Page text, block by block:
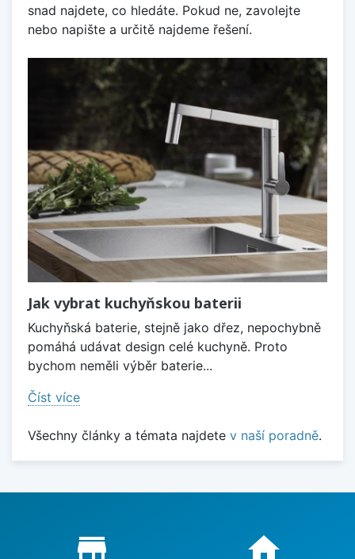
snad najdete, co hledáte. Pokud ne, zavolejte
nebo napište a určitě najdeme řešení.
Jak vybrat kuchyňskou baterii
Kuchyňská baterie, stejně jako dřez, nepochybně
pomáhá udávat design celé kuchyně. Proto
bychom neměli výběr baterie...
Číst více
Všechny články a témata najdete v naší poradně.
Proč nakupovat u nás?
store_mall_directory home